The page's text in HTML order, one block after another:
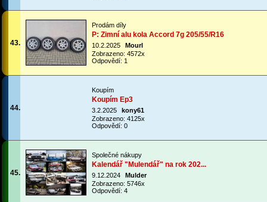
43.
Prodám díly
P: Zimní alu kola Accord 7g 205/55/R16
10.2.2025
Mourl
Zobrazeno: 4572x
Odpovědí: 1
44.
Koupím
Koupím Ep3
3.2.2025
kony61
Zobrazeno: 4125x
Odpovědí: 0
45.
Společné nákupy
Kalendář "Mulendář" na rok 202...
9.12.2024
Mulder
Zobrazeno: 5746x
Odpovědí: 4